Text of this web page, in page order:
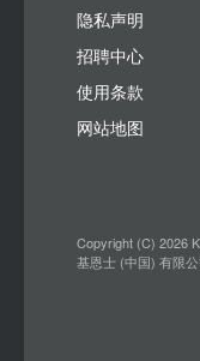
隐私声明
招聘中心
使用条款
网站地图
Copyright (C) 2026
基恩士 (中国) 有限公